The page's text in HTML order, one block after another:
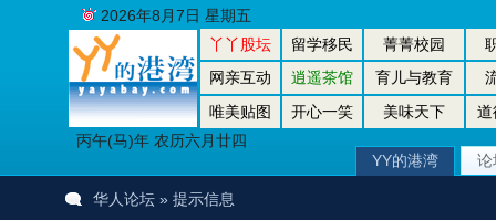
丫丫股坛 留学移民 菁菁校园
网亲互动
逍遥茶馆 育儿与教育
唯美贴图
开心一笑 美味天下
道
丙午(马)年 农历六月廿四
2026年8月7日 星期五
YY的港湾 论
华人论坛» 提示信息